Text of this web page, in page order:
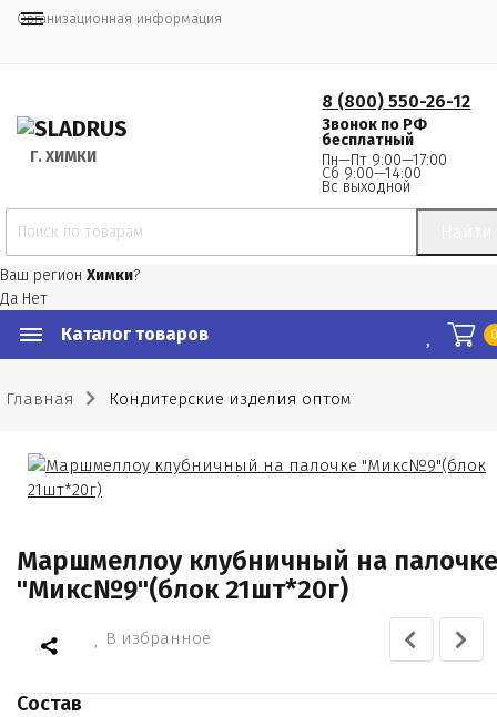
Организационная информация
Г. ХИМКИ
8 (800) 550-26-12
Звонок по РФ
бесплатный
Пн—Пт 9:00—17:00
Сб 9:00—14:00
Вс выходной
Ваш регион Химки?
Да Нет
Каталог товаров
Главная Кондитерские изделия оптом
Маршмеллоу клубничный на палочке
"Микс№9"(блок 21шт*20г)
В избранное
Состав